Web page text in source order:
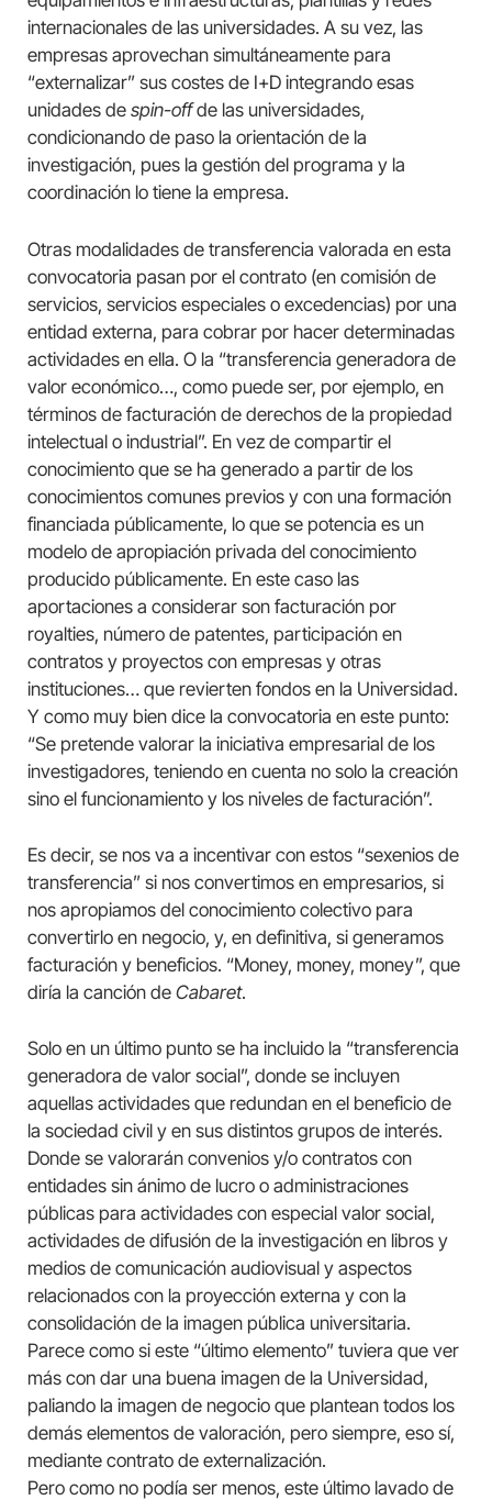
internacionales de las universidades. A su vez, las
empresas aprovechan simultáneamente para
“externalizar” sus costes de I+D integrando esas
unidades de spin-offde las universidades,
condicionando de paso la orientación de la
investigación, pues la gestión del programa y la
coordinación lo tiene la empresa.
Otras modalidades de transferencia valorada en esta
convocatoria pasan por el contrato (en comisión de
servicios, servicios especiales o excedencias) por una
entidad externa, para cobrar por hacer determinadas
actividades en ella. O la “transferencia generadora de
valor económico…, como puede ser, por ejemplo, en
términos de facturación de derechos de la propiedad
intelectual o industrial”. En vez de compartir el
conocimiento que se ha generado a partir de los
conocimientos comunes previos y con una formación
financiada públicamente, lo que se potencia es un
modelo de apropiación privada del conocimiento
producido públicamente. En este caso las
aportaciones a considerar son facturación por
royalties, número de patentes, participación en
contratos y proyectos con empresas y otras
instituciones… que revierten fondos en la Universidad.
Y como muy bien dice la convocatoria en este punto:
“Se pretende valorar la iniciativa empresarial de los
investigadores, teniendo en cuenta no solo la creación
sino el funcionamiento y los niveles de facturación”.
Es decir, se nos va a incentivar con estos “sexenios de
transferencia” si nos convertimos en empresarios, si
nos apropiamos del conocimiento colectivo para
convertirlo en negocio, y, en definitiva, si generamos
facturación y beneficios. “Money, money, money”, que
diría la canción de Cabaret.
Solo en un último punto se ha incluido la “transferencia
generadora de valor social”, donde se incluyen
aquellas actividades que redundan en el beneficio de
la sociedad civil y en sus distintos grupos de interés.
Donde se valorarán convenios y/o contratos con
entidades sin ánimo de lucro o administraciones
públicas para actividades con especial valor social,
actividades de difusión de la investigación en libros y
medios de comunicación audiovisual y aspectos
relacionados con la proyección externa y con la
consolidación de la imagen pública universitaria.
Parece como si este “último elemento” tuviera que ver
más con dar una buena imagen de la Universidad,
paliando la imagen de negocio que plantean todos los
demás elementos de valoración, pero siempre, eso sí,
mediante contrato de externalización.
Pero como no podía ser menos, este último lavado de